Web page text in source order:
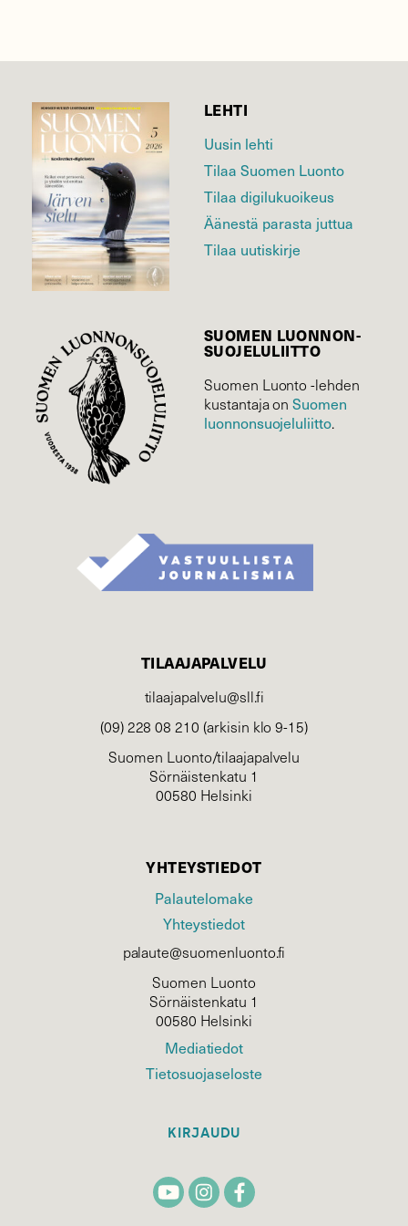
LEHTI
Uusin lehti
Tilaa Suomen Luonto
Tilaa digilukuoikeus
Äänestä parasta juttua
Tilaa uutiskirje
SUOMEN LUONNON­
SUOJELU­LIITTO
Suomen Luonto -lehden
kustantaja onSuomen
luonnonsuojelu­liitto.
TILAAJAPALVELU
tilaajapalvelu@sll.fi
(09) 228 08 210 (arkisin klo 9-15)
Suomen Luonto/tilaajapalvelu
Sörnäistenkatu 1
00580 Helsinki
YHTEYSTIEDOT
Palautelomake
Yhteystiedot
palaute@suomenluonto.fi
Suomen Luonto
Sörnäistenkatu 1
00580 Helsinki
Mediatiedot
Tietosuojaseloste
KIRJAUDU